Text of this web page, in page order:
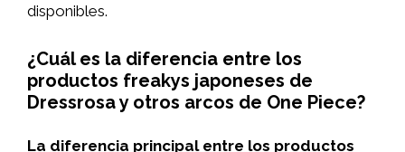
disponibles.
¿Cuál es la diferencia entre los
productos freakys japoneses de
Dressrosa y otros arcos de One Piece?
La diferencia principal entre los productos